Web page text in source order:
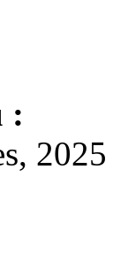
:
2025